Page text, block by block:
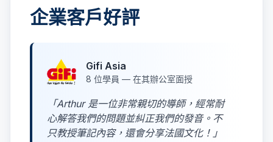
企業客戶好評
Gifi Asia
8 位學員 — 在其辦公室面授
「Arthur 是一位非常親切的導師，經常耐
心解答我們的問題並糾正我們的發音。不
只教授筆記內容，還會分享法國文化！」